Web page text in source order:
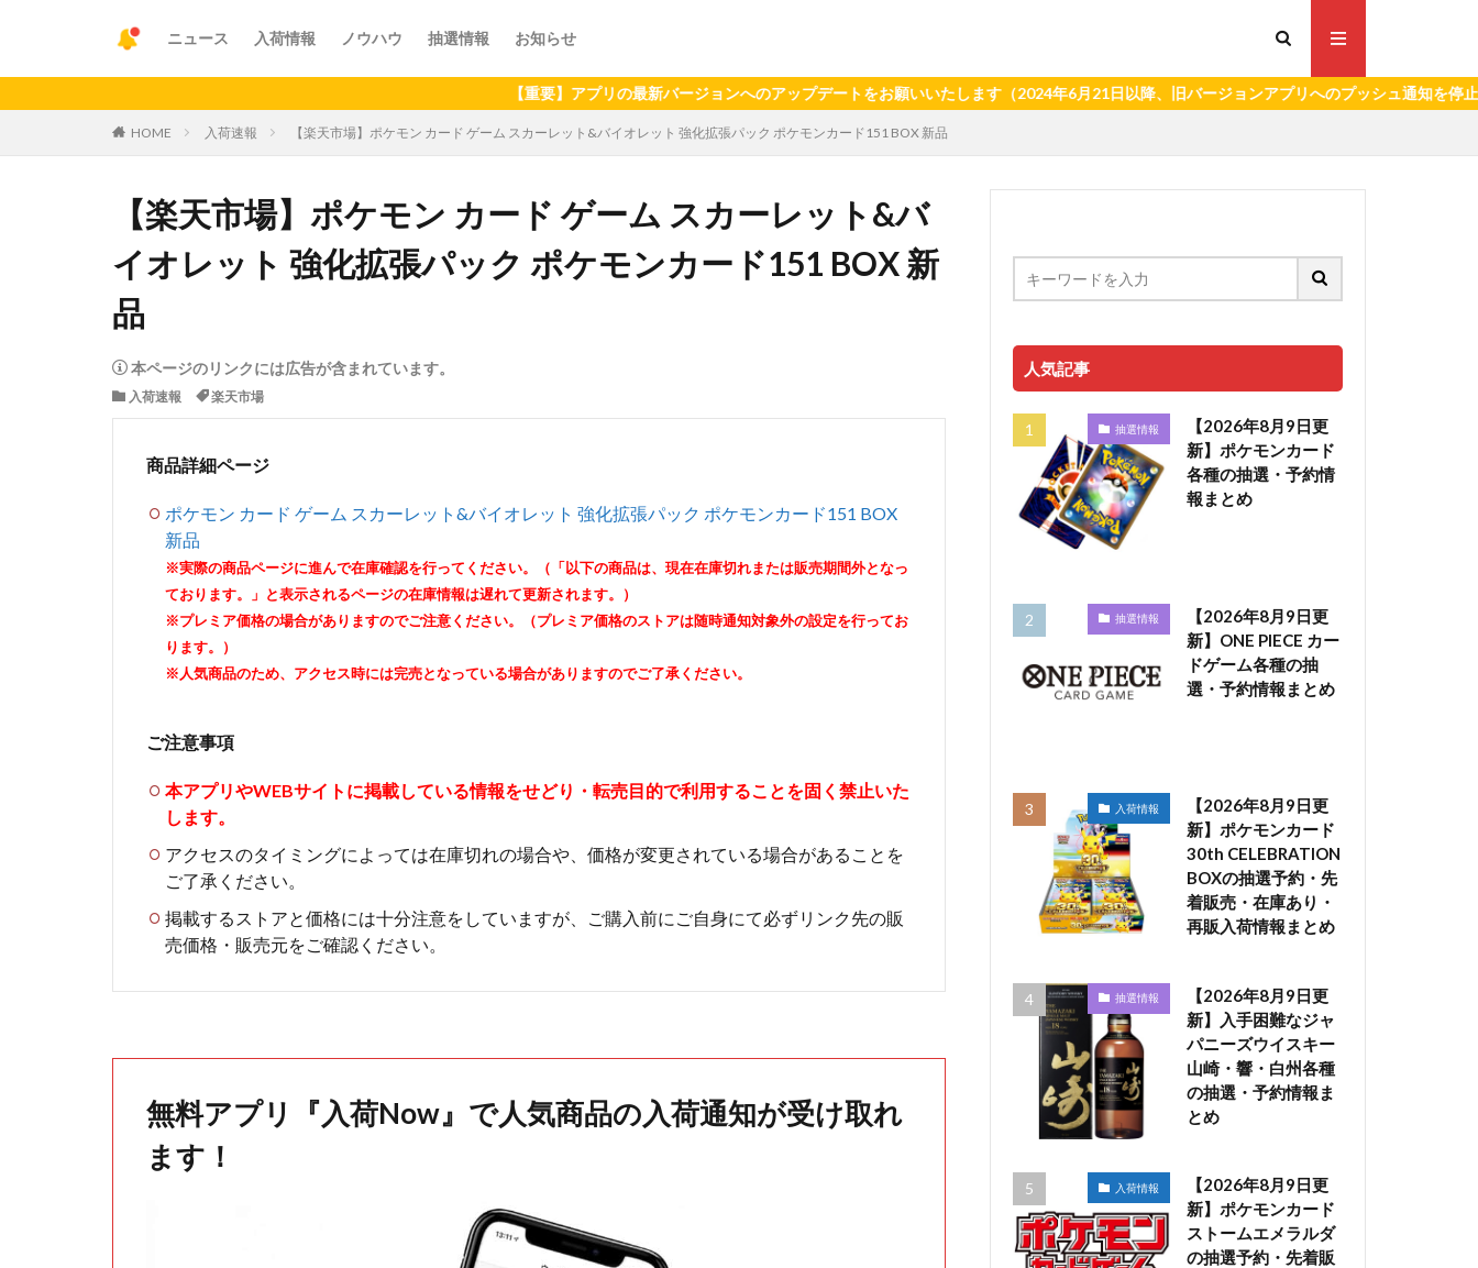
ニュース 入荷情報 ノウハウ 抽選情報 お知らせ
【重要】アプリの最新バージョンへのアップデートをお願いいたします（2024年6月21日以降、旧バージョンアプリへのプッシュ通知を停止いたしま
HOME 入荷速報 【楽天市場】ポケモン カード ゲーム スカーレット&バイオレット 強化拡張パック ポケモンカード151 BOX 新品
【楽天市場】ポケモン カード ゲーム スカーレット&バ
イオレット 強化拡張パック ポケモンカード151 BOX 新
品
本ページのリンクには広告が含まれています。
入荷速報 楽天市場
商品詳細ページ
ポケモン カード ゲーム スカーレット&バイオレット 強化拡張パック ポケモンカード151 BOX
新品
※実際の商品ページに進んで在庫確認を行ってください。（「以下の商品は、現在在庫切れまたは販売期間外となっ
ております。」と表示されるページの在庫情報は遅れて更新されます。）
※プレミア価格の場合がありますのでご注意ください。（プレミア価格のストアは随時通知対象外の設定を行ってお
ります。）
※人気商品のため、アクセス時には完売となっている場合がありますのでご了承ください。
ご注意事項
本アプリやWEBサイトに掲載している情報をせどり・転売目的で利用することを固く禁止いた
します。
アクセスのタイミングによっては在庫切れの場合や、価格が変更されている場合があることを
ご了承ください。
掲載するストアと価格には十分注意をしていますが、ご購入前にご自身にて必ずリンク先の販
売価格・販売元をご確認ください。
無料アプリ『入荷Now』で人気商品の入荷通知が受け取れ
ます！
人気記事
抽選情報
【2026年8月9日更
新】ポケモンカード
各種の抽選・予約情
報まとめ
抽選情報
【2026年8月9日更
新】ONE PIECE カー
ドゲーム各種の抽
選・予約情報まとめ
入荷情報
【2026年8月9日更
新】ポケモンカード
30th CELEBRATION
BOXの抽選予約・先
着販売・在庫あり・
再販入荷情報まとめ
抽選情報
【2026年8月9日更
新】入手困難なジャ
パニーズウイスキー
山崎・響・白州各種
の抽選・予約情報ま
とめ
入荷情報
【2026年8月9日更
新】ポケモンカード
ストームエメラルダ
の抽選予約・先着販